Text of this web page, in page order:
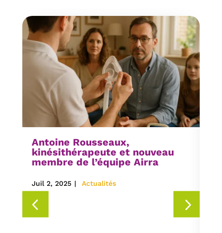
Antoine Rousseaux,
kinésithérapeute et nouveau
membre de l’équipe Airra
Juil 2, 2025 | Actualités